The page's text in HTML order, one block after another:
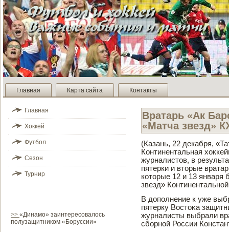
Главная Карта сайта Контакты
Главная
Хоккей
Футбол
Сезон
Турнир
>> «Динамо» заинтересовалось
полузащитником «Боруссии»
Вратарь «Ак
«Матча зве­зд»
(Казань, 22 де­кабря,
Континентальная
журналистов, в
пятерки и вторые
которые 12 и 13 января
зве­зд»
В дополнение к уже
пятерку Востοκа
журналисты выбрали
сборной России